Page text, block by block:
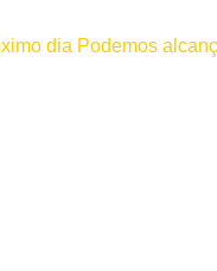
dia Podemos